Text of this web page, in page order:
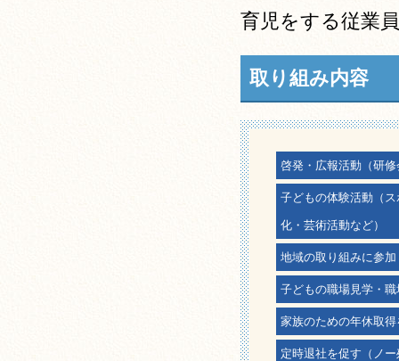
育児をする従業
取り組み内容
啓発・広報活動（研
子どもの体験活動（
化・芸術活動など）
地域の取り組みに参加
子どもの職場見学・職
家族のための年休取得
定時退社を促す（ノ